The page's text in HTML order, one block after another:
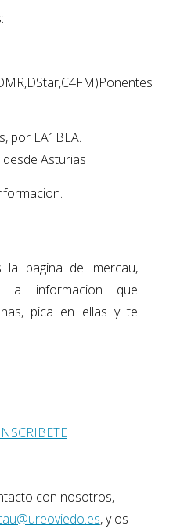
onentes
por EA1BLA.
Asturias
pagina del mercau,
la informacion que
pica en ellas y te
con nosotros,
,y os